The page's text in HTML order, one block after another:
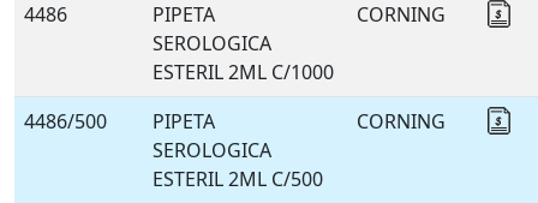
4486
PIPETA
SEROLOGICA
ESTERIL 2ML C/1000
CORNING
4486/500
PIPETA
SEROLOGICA
ESTERIL 2ML C/500
CORNING